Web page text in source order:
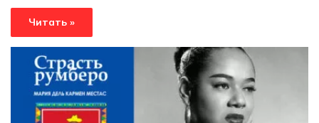
Читать »